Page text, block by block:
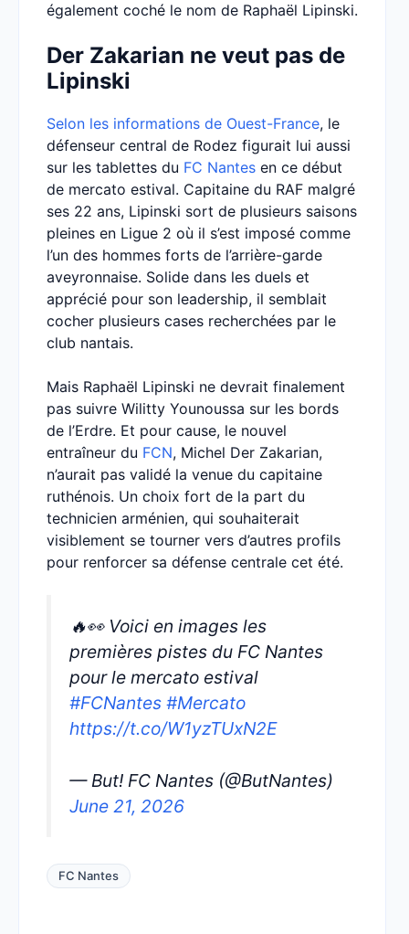
également coché le nom de Raphaël Lipinski.
Der Zakarian ne veut pas de
Lipinski
Selon les informations de Ouest-France, le
défenseur central de Rodez figurait lui aussi
sur les tablettes du FC Nantes en ce début
de mercato estival. Capitaine du RAF malgré
ses 22 ans, Lipinski sort de plusieurs saisons
pleines en Ligue 2 où il s’est imposé comme
l’un des hommes forts de l’arrière-garde
aveyronnaise. Solide dans les duels et
apprécié pour son leadership, il semblait
cocher plusieurs cases recherchées par le
club nantais.
Mais Raphaël Lipinski ne devrait finalement
pas suivre Wilitty Younoussa sur les bords
de l’Erdre. Et pour cause, le nouvel
entraîneur du FCN, Michel Der Zakarian,
n’aurait pas validé la venue du capitaine
ruthénois. Un choix fort de la part du
technicien arménien, qui souhaiterait
visiblement se tourner vers d’autres profils
pour renforcer sa défense centrale cet été.
🔥👀 Voici en images les
premières pistes du FC Nantes
pour le mercato estival
#FCNantes #Mercato
https://t.co/W1yzTUxN2E
— But! FC Nantes (@ButNantes)
June 21, 2026
FC Nantes